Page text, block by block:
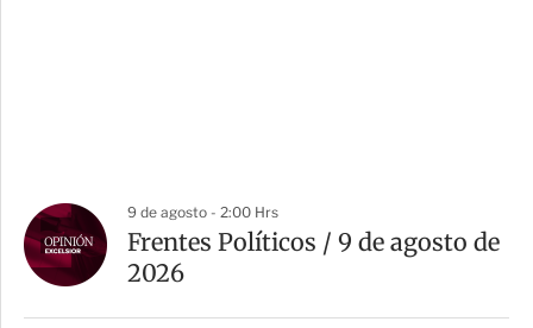
9 de agosto - 2:00 Hrs
Frentes Políticos / 9 de agosto de
2026